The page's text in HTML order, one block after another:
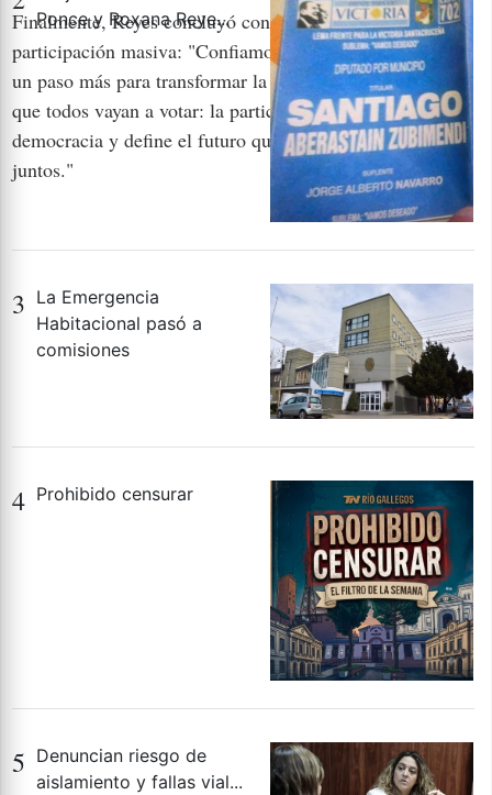
Finalmente, Reyes concluyó con un llamado a la
participación masiva: "Confiamos que esta elección sea
un paso más para transformar la Argentina. Es importante
que todos vayan a votar: la participación fortalece nuestra
democracia y define el futuro que queremos construir
juntos."
Ponce y Roxana Reye...
3 La Emergencia
Habitacional pasó a
comisiones
4 Prohibido censurar
5 Denuncian riesgo de
aislamiento y fallas vial...